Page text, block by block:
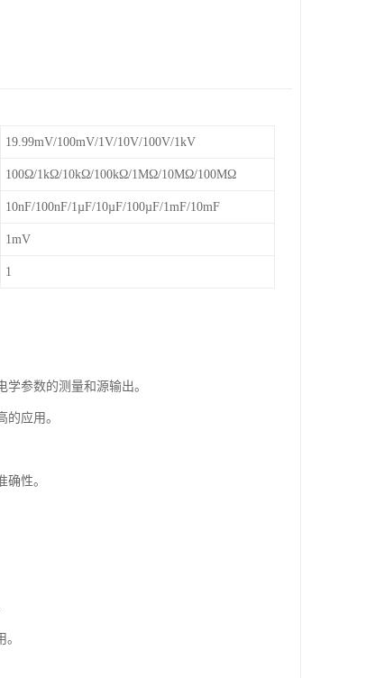
19.99mV/100mV/1V/10V/100V/1kV
100Ω/1kΩ/10kΩ/100kΩ/1MΩ/10MΩ/100MΩ
10nF/100nF/1µF/10µF/100µF/1mF/10mF
1mV
1
参数的测量和源输出。
应用。
性。